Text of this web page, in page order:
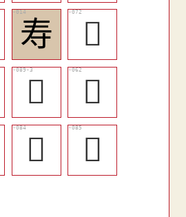
寿
󱉤
󱉵
󱉞
󱉯
󱉰